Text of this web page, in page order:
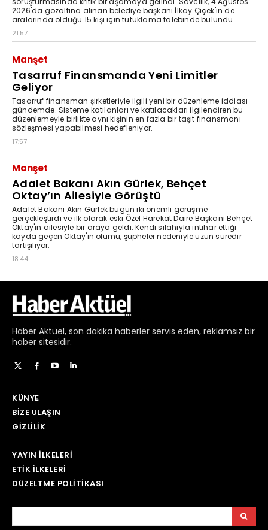
Haber Aktüel, son dakika haberler servis eden, reklamsız bir
haber sitesidir.
KÜNYE
BIZE ULAŞIN
GIZLILIK
YAYIN İLKELERI
ETIK İLKELERI
DÜZELTME POLITIKASI